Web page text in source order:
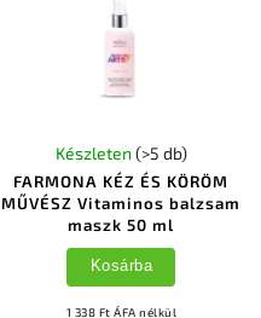
FARMONA KÉZ ÉS KÖRÖM
MŰVÉSZ Vitaminos balzsam
maszk 50 ml
Készleten (>5 db)
1 338 Ft ÁFA nélkül
Kosárba